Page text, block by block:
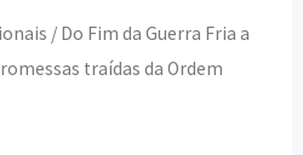
/ Do Fim da Guerra Fria a
traídas da Ordem